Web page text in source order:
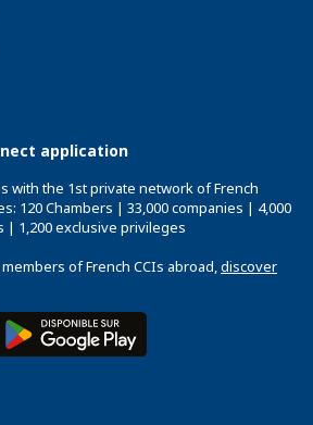
application
with the 1st private network of French
120 Chambers | 33,000 companies | 4,000
| 1,200 exclusive privileges
of French CCIs abroad,discover